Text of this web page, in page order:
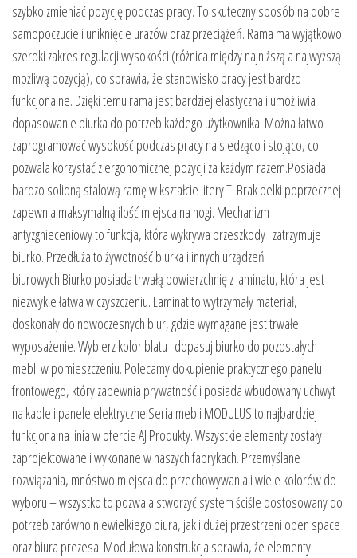
szybko zmieniać pozycję podczas pracy. To skuteczny sposób na dobre
samopoczucie i uniknięcie urazów oraz przeciążeń. Rama ma wyjątkowo
szeroki zakres regulacji wysokości (różnica między najniższą a najwyższą
możliwą pozycją), co sprawia, że stanowisko pracy jest bardzo
funkcjonalne. Dzięki temu rama jest bardziej elastyczna i umożliwia
dopasowanie biurka do potrzeb każdego użytkownika. Można łatwo
zaprogramować wysokość podczas pracy na siedząco i stojąco, co
pozwala korzystać z ergonomicznej pozycji za każdym razem.Posiada
bardzo solidną stalową ramę w kształcie litery T. Brak belki poprzecznej
zapewnia maksymalną ilość miejsca na nogi. Mechanizm
antyzgnieceniowy to funkcja, która wykrywa przeszkody i zatrzymuje
biurko. Przedłuża to żywotność biurka i innych urządzeń
biurowych.Biurko posiada trwałą powierzchnię z laminatu, która jest
niezwykle łatwa w czyszczeniu. Laminat to wytrzymały materiał,
doskonały do nowoczesnych biur, gdzie wymagane jest trwałe
wyposażenie. Wybierz kolor blatu i dopasuj biurko do pozostałych
mebli w pomieszczeniu. Polecamy dokupienie praktycznego panelu
frontowego, który zapewnia prywatność i posiada wbudowany uchwyt
na kable i panele elektryczne.Seria mebli MODULUS to najbardziej
funkcjonalna linia w ofercie AJ Produkty. Wszystkie elementy zostały
zaprojektowane i wykonane w naszych fabrykach. Przemyślane
rozwiązania, mnóstwo miejsca do przechowywania i wiele kolorów do
wyboru – wszystko to pozwala stworzyć system ściśle dostosowany do
potrzeb zarówno niewielkiego biura, jak i dużej przestrzeni open space
oraz biura prezesa. Modułowa konstrukcja sprawia, że elementy